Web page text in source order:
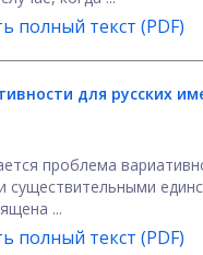
полный текст (PDF)
для русских
проблема
...
полный текст (PDF)